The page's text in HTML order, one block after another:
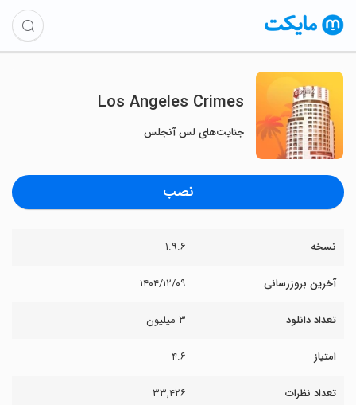
Los Angeles Crimes
جنایت‌های لس آنجلس
نصب
نسخه ۱.۹.۶
آخرین بروزرسانی ۱۴۰۴/۱۲/۰۹
تعداد دانلود ۳ میلیون
امتیاز ۴.۶
تعداد نظرات ۳۳,۴۲۶